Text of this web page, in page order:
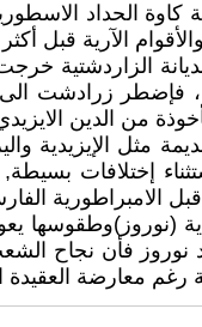
الحداد
قبل أكثر من 4000 سنة قبل
الزاردشتية
فإضطر زرادشت
من الدين
مثل الإيزيدية
إختلافات
الامبراطورية
فأن نجاح
رغم معارضة العقيدة